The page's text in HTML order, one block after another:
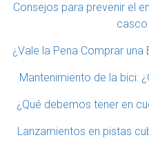
Consejos para prevenir el
¿Vale la Pena Comprar
Mantenimiento de la bici:
¿Qué debemos tener en
Lanzamientos en pistas